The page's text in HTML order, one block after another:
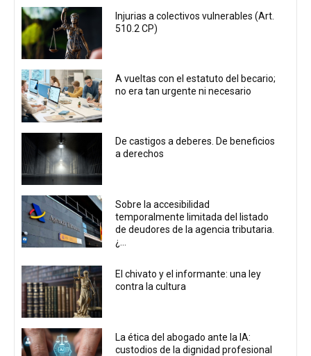
Injurias a colectivos vulnerables (Art.
510.2 CP)
A vueltas con el estatuto del becario;
no era tan urgente ni necesario
De castigos a deberes. De beneficios
a derechos
Sobre la accesibilidad
temporalmente limitada del listado
de deudores de la agencia tributaria.
¿...
El chivato y el informante: una ley
contra la cultura
La ética del abogado ante la IA:
custodios de la dignidad profesional